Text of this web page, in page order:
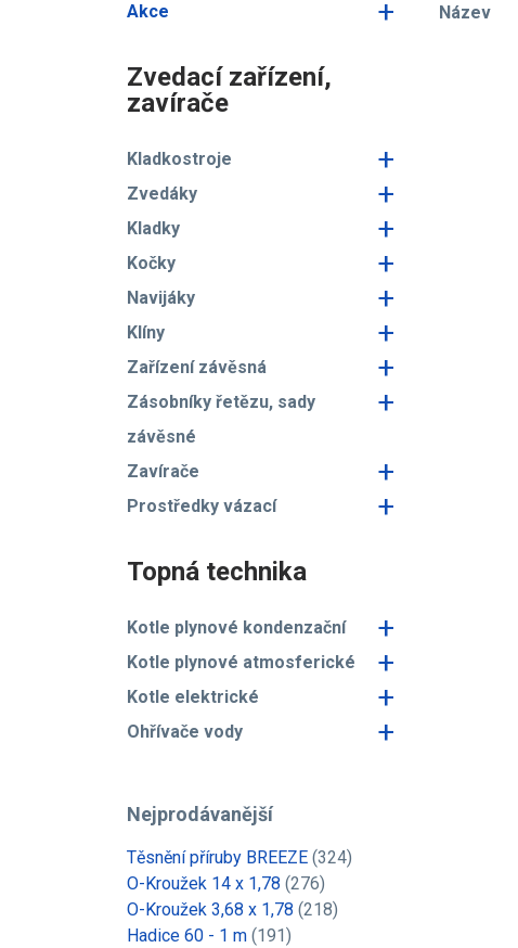
Akce +
Zvedací zařízení,
zavírače
Kladkostroje +
Zvedáky +
Kladky +
Kočky +
Navijáky +
Klíny +
Zařízení závěsná +
Zásobníky řetězu, sady
závěsné
+
Zavírače +
Prostředky vázací +
Topná technika
Kotle plynové kondenzační +
Kotle plynové atmosferické +
Kotle elektrické +
Ohřívače vody +
Nejprodávanější
Těsnění příruby BREEZE (324)
O-Kroužek 14 x 1,78 (276)
O-Kroužek 3,68 x 1,78 (218)
Hadice 60 - 1 m (191)
Název